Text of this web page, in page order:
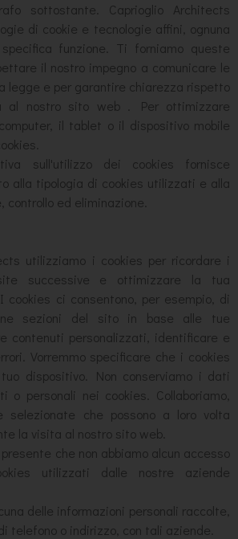
sottostante. Caprioglio Architects
di cookie e tecnologie affini, ognuna
funzione. Ti forniamo queste
il nostro impegno a comunicare le
legge e per garantire chiarezza rispetto
al nostro sito web . Per ottimizzare
il tablet o il dispositivo mobile
sull'utilizzo dei cookies fornisce
alla tipologia di cookies utilizzati e alla
ed eliminazione.
utilizziamo i cookies per ricordare i
successive e ottimizzare la tua
cookies ci consentono, per esempio, di
sezioni del sito in base alle tue
contenuti personalizzati, identificare e
Vorremmo specificare che i cookies
dispositivo. Non conserviamo i dati
o personali nei cookies. Collaboriamo,
selezionate che possono a loro volta
la visita al nostro sito web.
che non abbiamo alcun accesso
utilizzati dalle nostre aziende
delle informazioni personali raccolte,
telefono o indirizzo, con tali aziende.